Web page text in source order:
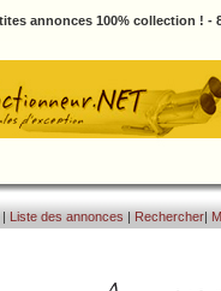
annonces 100% collection ! -
| Liste des annonces | Rechercher|